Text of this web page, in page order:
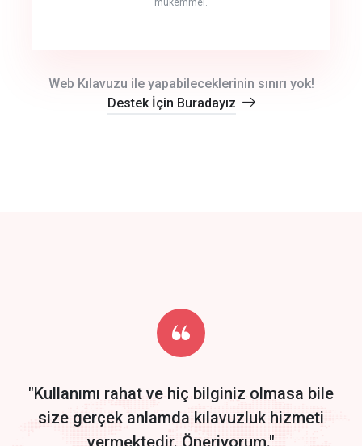
Start by trying our service for 30 days free trial no credit card
required.
Web Kılavuzu ile yapabileceklerinin sınırı yok!
Destek İçin Buradayız
"Kullanımı rahat ve hiç bilginiz olmasa bile
size gerçek anlamda kılavuzluk hizmeti
vermektedir. Öneriyorum."